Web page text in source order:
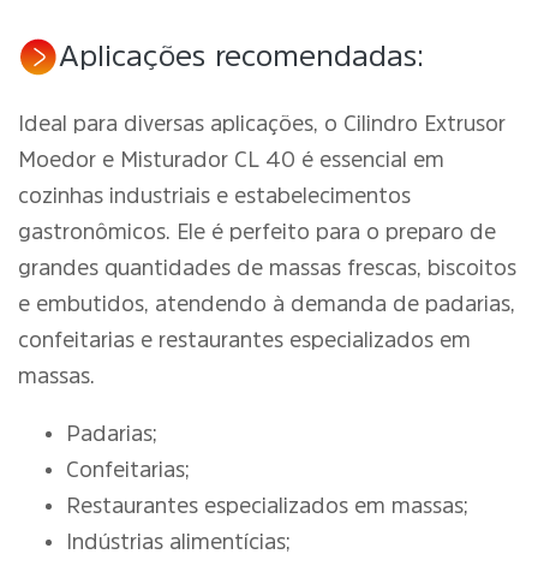
Aplicações recomendadas:
Ideal para diversas aplicações, o Cilindro Extrusor
Moedor e Misturador CL 40 é essencial em
cozinhas industriais e estabelecimentos
gastronômicos. Ele é perfeito para o preparo de
grandes quantidades de massas frescas, biscoitos
e embutidos, atendendo à demanda de padarias,
confeitarias e restaurantes especializados em
massas.
Padarias;
Confeitarias;
Restaurantes especializados em massas;
Indústrias alimentícias;